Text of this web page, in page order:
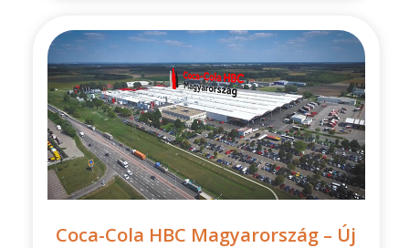
Coca-Cola HBC Magyarország – Új